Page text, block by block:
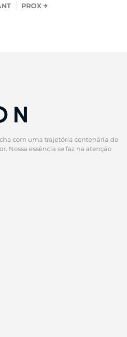
PROX
com uma trajetória centenária de
Nossa essência se faz na atenção